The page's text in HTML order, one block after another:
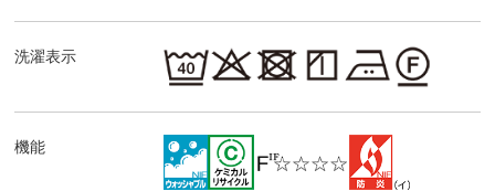
洗濯表示
機能